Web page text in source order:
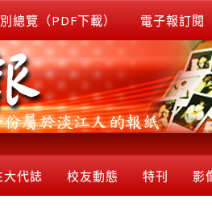
總覽（PDF下載） 電子報訂閱
大代誌 校友動態 特刊 影